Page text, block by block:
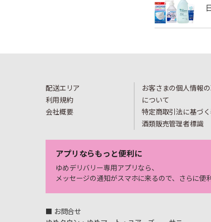
配送エリア
利用規約
会社概要
お客さまの個人情報
について
特定商取引法に基づ
酒類販売管理者標識
アプリならもっと便利に
ゆめデリバリー専用アプリなら、
メッセージの通知がスマホに来るので、さらに便利
■ お問合せ